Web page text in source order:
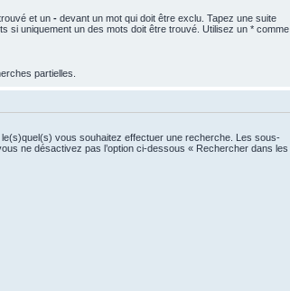
et un - devant un mot qui doit être exclu. Tapez une suite
si uniquement un des mots doit être trouvé. Utilisez un * comme
partielles.
vous souhaitez effectuer une recherche. Les sous-
ne désactivez pas l’option ci-dessous « Rechercher dans les